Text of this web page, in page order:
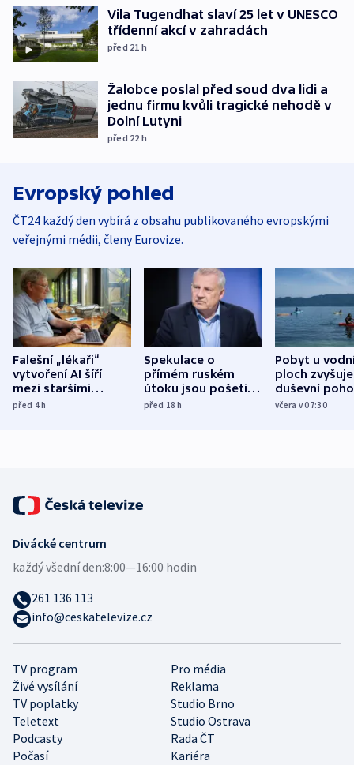
Vila Tugendhat slaví 25 let v UNESCO
třídenní akcí v zahradách
před 21 h
Žalobce poslal před soud dva lidi a
jednu firmu kvůli tragické nehodě v
Dolní Lutyni
před 22 h
Evropský pohled
ČT24 každý den vybírá z obsahu publikovaného evropskými
veřejnými médii, členy Eurovize.
Falešní „lékaři“
vytvoření AI šíří
mezi staršími
Poláky nebezpečné
před 4h
Spekulace o
přímém ruském
útoku jsou pošetilé,
míní estonský
před 18h
Pobyt u
ploch zvyšuje
duševní
ukázala
včera v 07:30
TV program
Pro média
Živé vysílání
Reklama
TV poplatky
Studio Brno
Teletext
Studio Ostrava
Podcasty
Rada ČT
Počasí
Kariéra
Divácké centrum
každý všední den:8:00—16:00 hodin
261 136 113
info@ceskatelevize.cz